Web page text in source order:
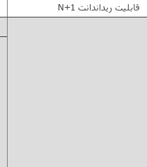
قابلیت ریداندانت N+1